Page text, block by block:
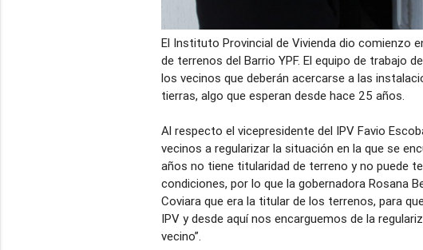
El Instituto Provincial de Vivienda dio comienzo
de terrenos del Barrio YPF. El equipo de trabajo
los vecinos que deberán acercarse a las
tierras, algo que esperan desde hace 25 años.
Al respecto el vicepresidente del IPV Favio
vecinos a regularizar la situación en la que se
años no tiene titularidad de terreno y no puede
condiciones, por lo que la gobernadora Rosana
Coviara que era la titular de los terrenos, para
IPV y desde aquí nos encarguemos de la
vecino”.